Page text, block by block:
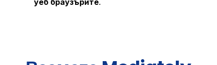
уеб браузърите.